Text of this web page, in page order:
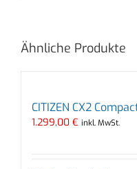
Ähnliche Produkte
CITIZEN CX2
1.299,00 € inkl. MwSt.